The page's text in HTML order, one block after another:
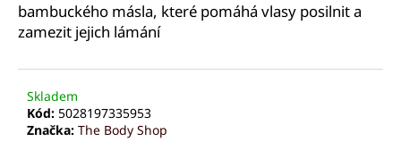
bambuckého másla, které pomáhá vlasy posilnit a
zamezit jejich lámání
Skladem
Kód: 5028197335953
Značka: The Body Shop
o
p
r
u
u